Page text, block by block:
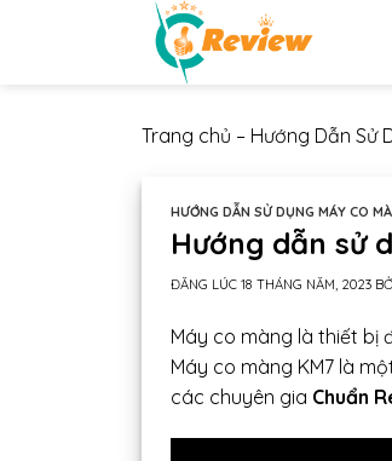
Trang chủ – Hướng Dẫn Sử
HƯỚNG DẪN SỬ DỤNG MÁY CO
Hướng dẫn sử
ĐĂNG LÚC 18 THÁNG NĂM, 2023
Máy co màng là thiết bị
Máy co màng KM7 là
các chuyên gia Chuẩn